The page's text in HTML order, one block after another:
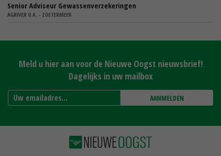
Senior Adviseur Gewassenverzekeringen
AGRIVER U.A. - ZOETERMEER
Meld u hier aan voor de Nieuwe Oogst nieuwsbrief!
Dagelijks in uw mailbox
AANMELDEN